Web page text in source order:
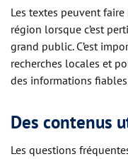
Les textes peuvent
région lorsque c’est
grand public. C’est
recherches locales et
des informations
Des contenus
Les questions